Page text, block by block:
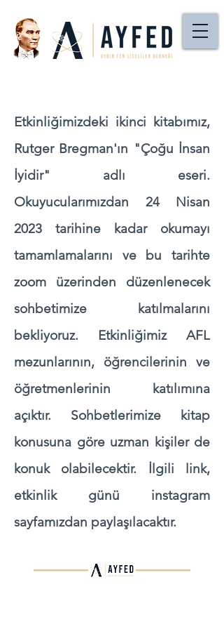
Etkinliğimizdeki ikinci kitabımız,
Rutger Bregman'ın "Çoğu İnsan
İyidir" adlı eseri.
Okuyucularımızdan 24 Nisan
2023 tarihine kadar okumayı
tamamlamalarını ve bu tarihte
zoom üzerinden düzenlenecek
sohbetimize katılmalarını
bekliyoruz. Etkinliğimiz AFL
mezunlarının, öğrencilerinin ve
öğretmenlerinin katılımına
açıktır. Sohbetlerimize kitap
konusuna göre uzman kişiler de
konuk olabilecektir. İlgili link,
etkinlik günü instagram
sayfamızdan paylaşılacaktır.